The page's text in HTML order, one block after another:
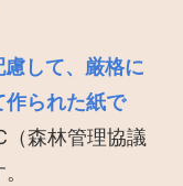
して、厳格に
作られた紙で
（森林管理協議